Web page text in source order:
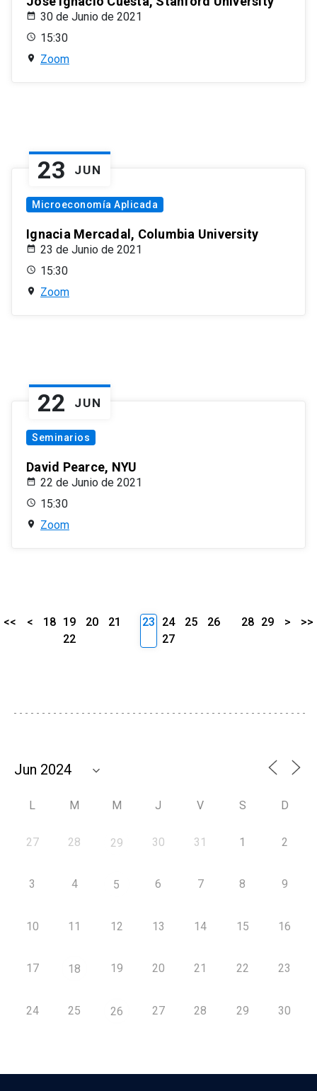
30 de Junio de 2021
15:30
Zoom
23 JUN
Microeconomía Aplicada
Ignacia Mercadal, Columbia University
23 de Junio de 2021
15:30
Zoom
22 JUN
Seminarios
David Pearce, NYU
22 de Junio de 2021
15:30
Zoom
<< < 18 19 20
21
22
23 24 25
26
27
28 29 > >>
L M M J V S D
27 28 29 30 31 1 2
3 4 5 6 7 8 9
10 11 12 13 14 15 16
17 18 19 20 21 22 23
24 25 26 27 28 29 30